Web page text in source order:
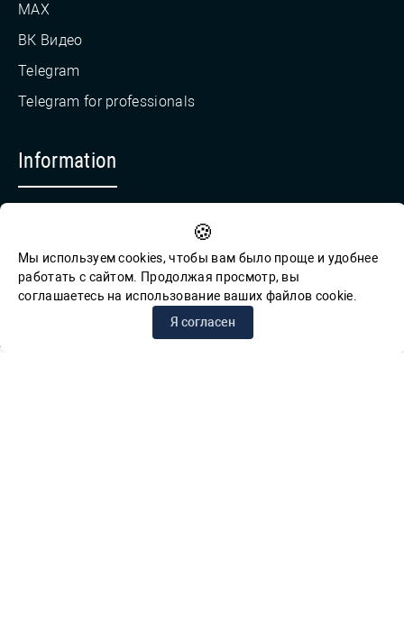
MAX
ВК Видео
Telegram
Telegram for professionals
Information
Feedback for reports of corruption
© СПб ГБУК ГСЦБС, 2012-2026 гг.
🍪
Мы используем cookies, чтобы вам было проще и удобнее
работать с сайтом. Продолжая просмотр, вы
соглашаетесь на использование ваших файлов cookie.
Я согласен